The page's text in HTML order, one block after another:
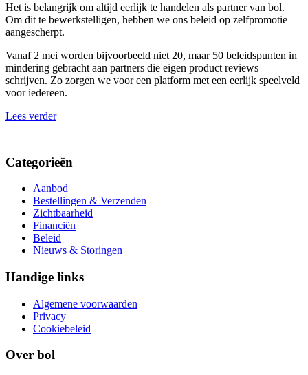
Het is belangrijk om altijd eerlijk te handelen als partner van bol.
Om dit te bewerkstelligen, hebben we ons beleid op zelfpromotie
aangescherpt.
Vanaf 2 mei worden bijvoorbeeld niet 20, maar 50 beleidspunten in
mindering gebracht aan partners die eigen product reviews
schrijven. Zo zorgen we voor een platform met een eerlijk speelveld
voor iedereen.
Lees verder
Categorieën
Aanbod
Bestellingen & Verzenden
Zichtbaarheid
Financiën
Beleid
Nieuws & Storingen
Handige links
Algemene voorwaarden
Privacy
Cookiebeleid
Over bol